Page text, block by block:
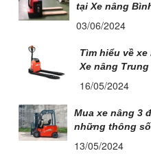
tại Xe nâng
03/06/2024
Tìm hiểu về
Xe nâng
16/05/2024
Mua xe nâng 3
những thông
13/05/2024